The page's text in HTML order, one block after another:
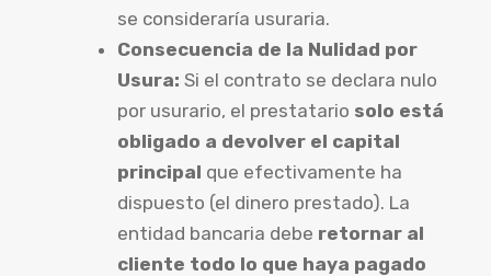
se consideraría usuraria.
Consecuencia de la Nulidad por
Usura: Si el contrato se declara nulo
por usurario, el prestatario solo está
obligado a devolver el capital
principal que efectivamente ha
dispuesto (el dinero prestado). La
entidad bancaria debe retornar al
cliente todo lo que haya pagado